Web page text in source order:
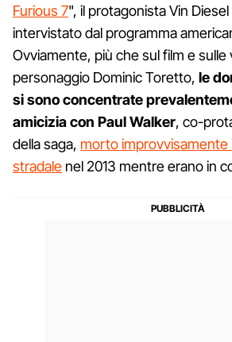
Furious 7", il protagonista Vin
intervistato dal programma
Ovviamente, più che sul film e sulle
personaggio Dominic Toretto, le
si sono concentrate
amicizia con Paul Walker, co-
della saga, morto improvvisamente
stradale nel 2013 mentre erano in